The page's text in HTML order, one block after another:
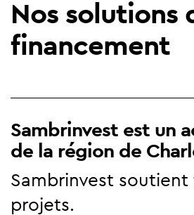
Nos solutions
financement
Sambrinvest est un
de la région de
Sambrinvest soutient
projets.